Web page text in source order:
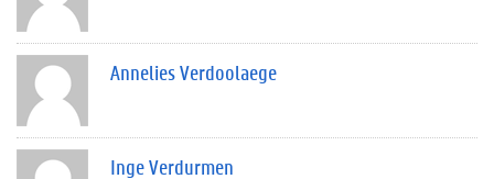
Annelies Verdoolaege
Inge Verdurmen